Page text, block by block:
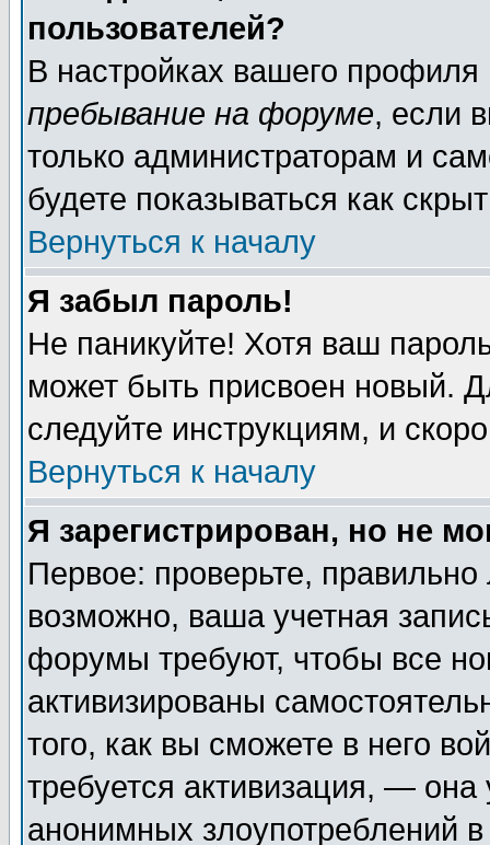
пользователей?
В настройках вашего
пребывание на форуме, если
только администраторам и
будете показываться как
Вернуться к началу
Я забыл пароль!
Не паникуйте! Хотя ваш
может быть присвоен новый.
следуйте инструкциям, и
Вернуться к началу
Я зарегистрирован, но не
Первое: проверьте,
возможно, ваша учетная
форумы требуют, чтобы все
активизированы
того, как вы сможете в него
требуется активизация, —
анонимных злоупотреблений